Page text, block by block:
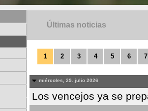
Últimas noticias
1 2 3 4 5 6 7
miércoles, 29. julio 2026
Los vencejos ya se